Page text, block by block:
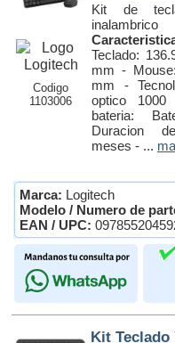
Codigo
1103006
Kit de
Teclado:
mm -
mm -
optico
bateria:
Duracion
meses - ...
Marca: Logitech
Modelo / Numero de
EAN / UPC:
Kit